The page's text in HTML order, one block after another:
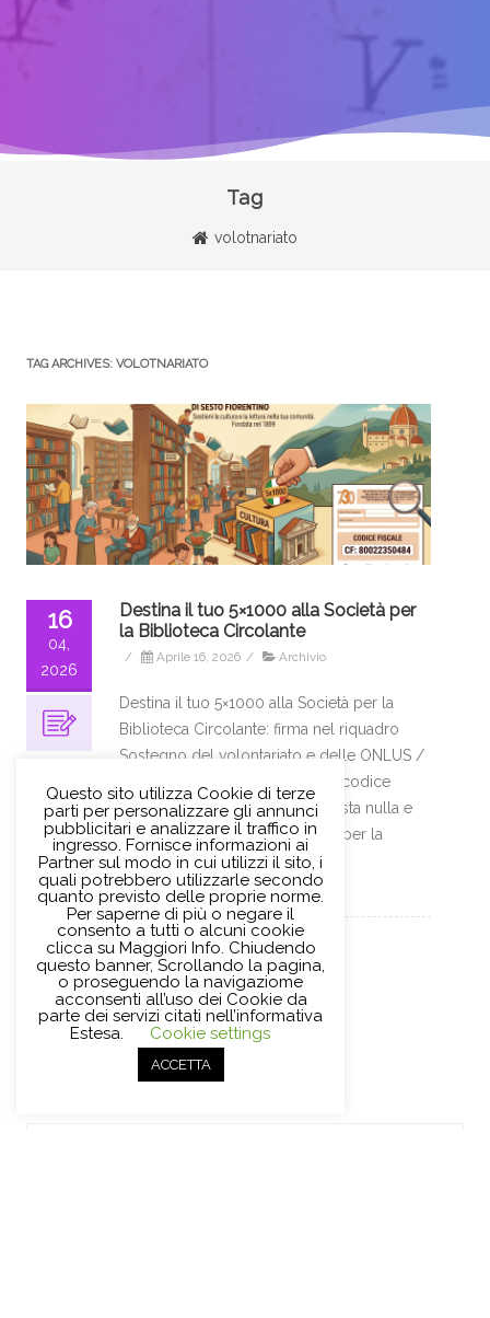
Tag
volotnariato
TAG ARCHIVES: VOLOTNARIATO
16
04,
2026
Destina il tuo 5×1000 alla Società per
la Biblioteca Circolante
/ Aprile 16, 2026 / Archivio
Destina il tuo 5×1000 alla Società per la
Biblioteca Circolante: firma nel riquadro
Sostegno del volontariato e delle ONLUS /
Enti del Terzo Settore e scrivi il codice
fiscale 80022350484. Non ti costa nulla e
sostiene libri, iniziative e servizi per la
comunità.
TEST ON LINE INGLESE
Questo sito utilizza Cookie di terze
parti per personalizzare gli annunci
pubblicitari e analizzare il traffico in
ingresso. Fornisce informazioni ai
Partner sul modo in cui utilizzi il sito, i
quali potrebbero utilizzarle secondo
quanto previsto delle proprie norme.
Per saperne di più o negare il
consento a tutti o alcuni cookie
clicca su Maggiori Info. Chiudendo
questo banner, Scrollando la pagina,
o proseguendo la navigaziome
acconsenti all’uso dei Cookie da
parte dei servizi citati nell’informativa
Estesa.
Cookie settings
ACCETTA